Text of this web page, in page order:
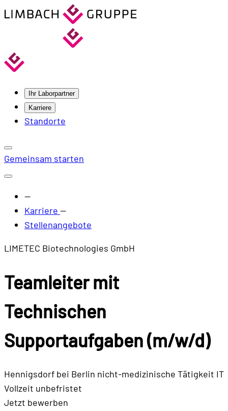
Ihr Laborpartner
Karriere
Standorte
Gemeinsam starten
—
Karriere —
Stellenangebote
LIMETEC Biotechnologies GmbH
Teamleiter mit
Technischen
Supportaufgaben (m/w/d)
Hennigsdorf bei Berlin nicht-medizinische Tätigkeit IT
Vollzeit unbefristet
Jetzt bewerben